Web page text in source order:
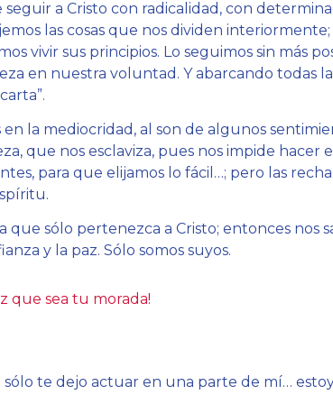
a Cristo con radicalidad, con
las cosas que nos dividen
vivir sus principios. Lo seguimos sin más
en nuestra voluntad. Y abarcando todas
la mediocridad, al son de algunos
que nos esclaviza, pues nos impide hacer
para que elijamos lo fácil…; pero las
que sólo pertenezca a Cristo; entonces nos
y la paz. Sólo somos suyos.
que sea tu morada!
sólo te dejo actuar en una parte de mí…